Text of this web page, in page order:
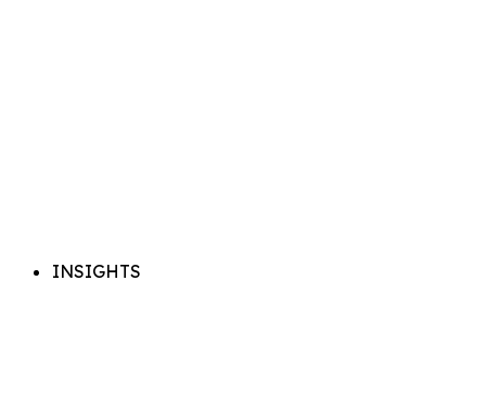
INSIGHTS